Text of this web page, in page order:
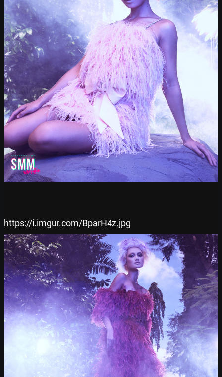
https://i.imgur.com/BparH4z.jpg